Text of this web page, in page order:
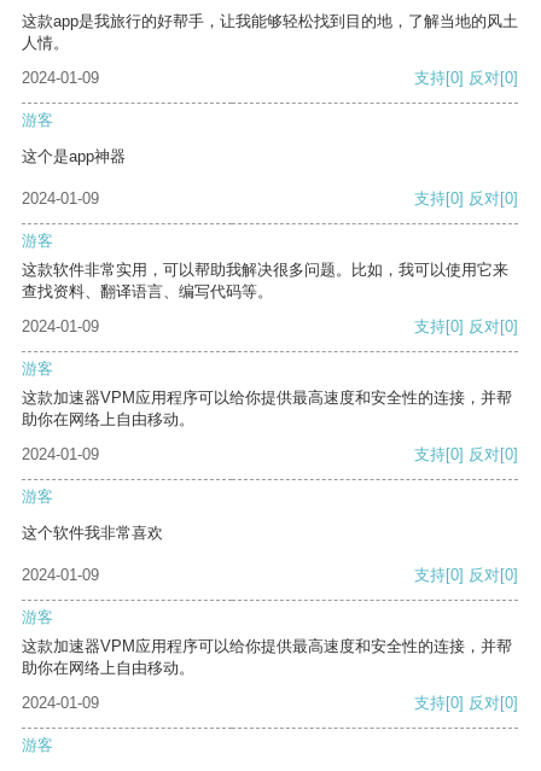
这款app是我旅行的好帮手，让我能够轻松找到目的地，了解当地的风土
人情。
2024-01-09
支持[0] 反对[0]
游客
这个是app神器
2024-01-09 支持[0] 反对[0]
游客
这款软件非常实用，可以帮助我解决很多问题。比如，我可以使用它来
查找资料、翻译语言、编写代码等。
2024-01-09
支持[0] 反对[0]
游客
这款加速器VPM应用程序可以给你提供最高速度和安全性的连接，并帮
助你在网络上自由移动。
2024-01-09
支持[0] 反对[0]
游客
这个软件我非常喜欢
2024-01-09 支持[0] 反对[0]
游客
这款加速器VPM应用程序可以给你提供最高速度和安全性的连接，并帮
助你在网络上自由移动。
2024-01-09
支持[0] 反对[0]
游客